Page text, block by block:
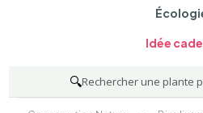
Idée
🔍Rechercher une plante